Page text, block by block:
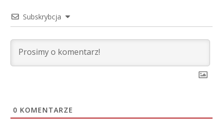
Subskrybcja
0 KOMENTARZE